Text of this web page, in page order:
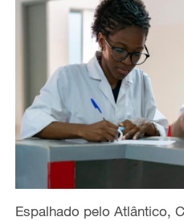
Espalhado pelo Atlântico,